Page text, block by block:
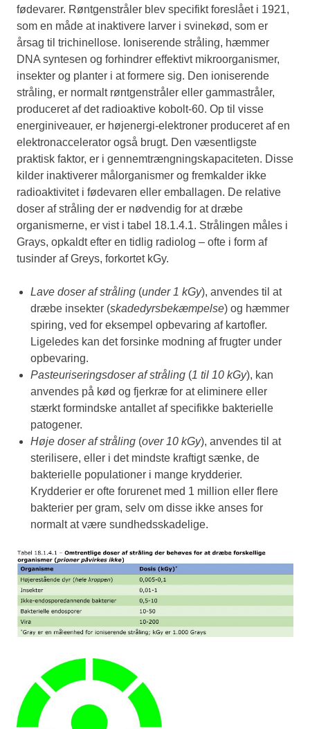
fødevarer. Røntgenstråler blev specifikt foreslået i 1921,
som en måde at inaktivere larver i svinekød, som er
årsag til trichinellose. Ioniserende stråling, hæmmer
DNA syntesen og forhindrer effektivt mikroorganismer,
insekter og planter i at formere sig. Den ioniserende
stråling, er normalt røntgenstråler eller gammastråler,
produceret af det radioaktive kobolt-60. Op til visse
energiniveauer, er højenergi-elektroner produceret af en
elektronaccelerator også brugt. Den væsentligste
praktisk faktor, er i gennemtrængningskapaciteten. Disse
kilder inaktiverer målorganismer og fremkalder ikke
radioaktivitet i fødevaren eller emballagen. De relative
doser af stråling der er nødvendig for at dræbe
organismerne, er vist i tabel 18.1.4.1. Strålingen måles i
Grays, opkaldt efter en tidlig radiolog – ofte i form af
tusinder af Greys, forkortet kGy.
Lave doser af stråling (under 1 kGy), anvendes til at
dræbe insekter (skadedyrsbekæmpelse) og hæmmer
spiring, ved for eksempel opbevaring af kartofler.
Ligeledes kan det forsinke modning af frugter under
opbevaring.
Pasteuriseringsdoser af stråling (1 til 10 kGy), kan
anvendes på kød og fjerkræ for at eliminere eller
stærkt formindske antallet af specifikke bakterielle
patogener.
Høje doser af stråling (over 10 kGy), anvendes til at
sterilisere, eller i det mindste kraftigt sænke, de
bakterielle populationer i mange krydderier.
Krydderier er ofte forurenet med 1 million eller flere
bakterier per gram, selv om disse ikke anses for
normalt at være sundhedsskadelige.